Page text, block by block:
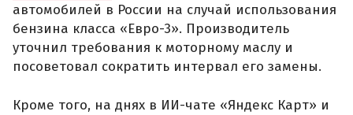
автомобилей в России на случай использования
бензина класса «Евро-3». Производитель
уточнил требования к моторному маслу и
посоветовал сократить интервал его замены.
Кроме того, на днях в ИИ-чате «Яндекс Карт» и